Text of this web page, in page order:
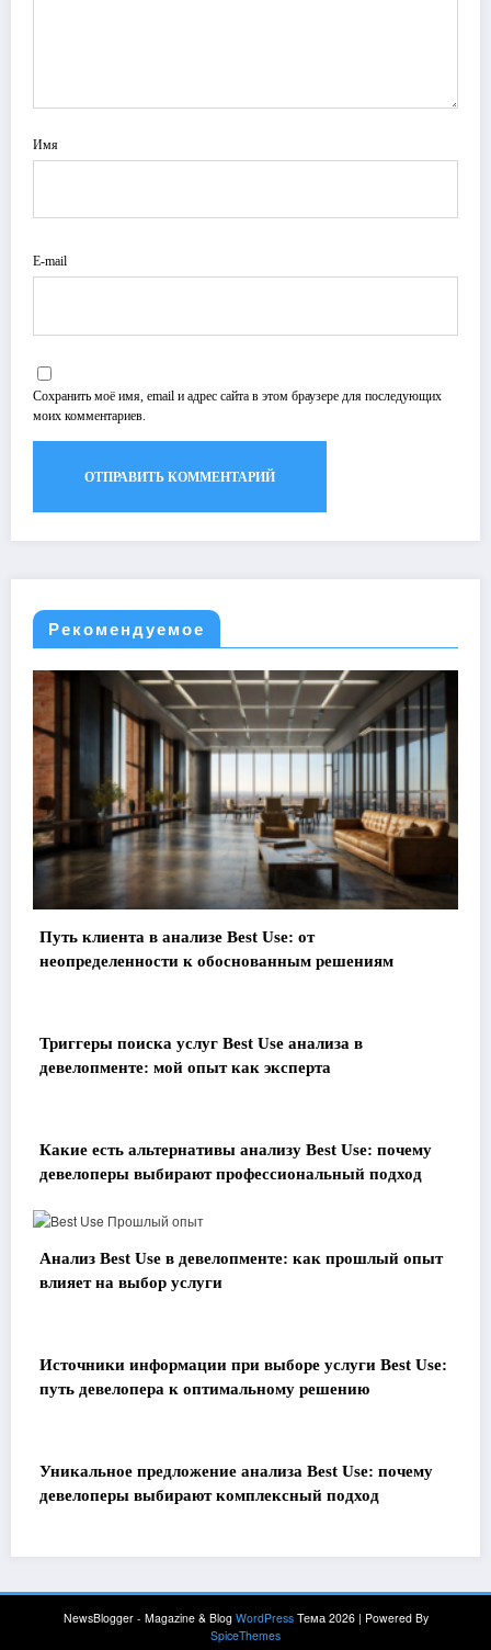
Имя
E-mail
Сохранить моё имя, email и адрес сайта в этом браузере для последующих
моих комментариев.
Рекомендуемое
Путь клиента в анализе Best Use: от
неопределенности к обоснованным решениям
Триггеры поиска услуг Best Use анализа в
девелопменте: мой опыт как эксперта
Какие есть альтернативы анализу Best Use: почему
девелоперы выбирают профессиональный подход
Анализ Best Use в девелопменте: как прошлый опыт
влияет на выбор услуги
Источники информации при выборе услуги Best Use:
путь девелопера к оптимальному решению
Уникальное предложение анализа Best Use: почему
девелоперы выбирают комплексный подход
NewsBlogger - Magazine & Blog WordPressТема 2026 | Powered By
SpiceThemes